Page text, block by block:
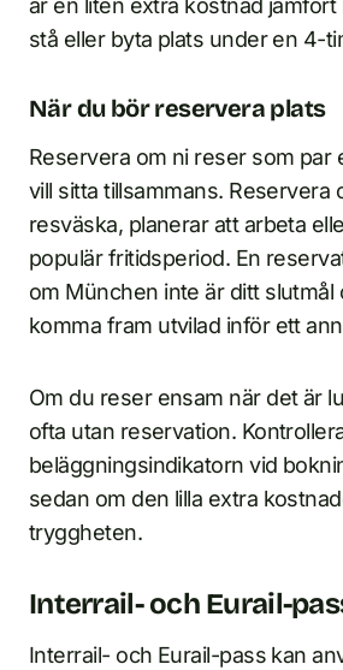
är en liten extra kostnad
stå eller byta plats under en 4-
När du bör reservera plats
Reservera om ni reser som par
vill sitta tillsammans. Reservera
resväska, planerar att arbeta
populär fritidsperiod. En
om München inte är ditt
komma fram utvilad inför ett
Om du reser ensam när det är
ofta utan reservation.
beläggningsindikatorn vid
sedan om den lilla extra
tryggheten.
Interrail- och Eurail-
Interrail- och Eurail-pass kan